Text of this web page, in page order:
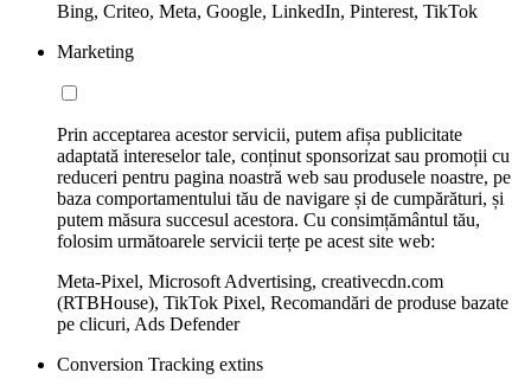
Bing, Criteo, Meta, Google, LinkedIn, Pinterest, TikTok
Marketing
Prin acceptarea acestor servicii, putem afișa publicitate
adaptată intereselor tale, conținut sponsorizat sau promoții cu
reduceri pentru pagina noastră web sau produsele noastre, pe
baza comportamentului tău de navigare și de cumpărături, și
putem măsura succesul acestora. Cu consimțământul tău,
folosim următoarele servicii terțe pe acest site web:
Meta-Pixel, Microsoft Advertising, creativecdn.com
(RTBHouse), TikTok Pixel, Recomandări de produse bazate
pe clicuri, Ads Defender
Conversion Tracking extins